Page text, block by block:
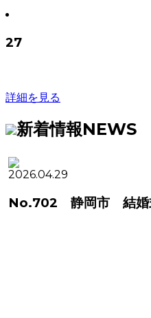
27
詳細を見る
新着情報NEWS
2026.04.29
No.702 静岡市 結婚